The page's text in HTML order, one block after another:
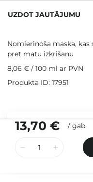
13,70 € / gab.
UZDOT JAUTĀJUMU
Nomierinoša maska,
pret matu izkrišanu
8,06 € / 100 ml ar PVN
Produkta ID: 17951